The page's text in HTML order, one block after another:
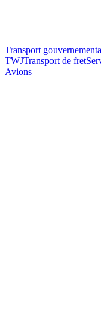
Transport
TWJTransport de fret
Avions